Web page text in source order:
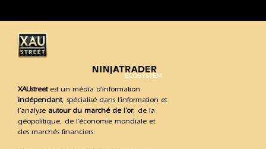
XAUstreetest un média d’information
indépendant, spécialisé dans l’information et
l’analyse autour du marché de l’or, de la
géopolitique, de l’économie mondiale et
des marchés financiers.